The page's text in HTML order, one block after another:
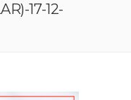
17-12-